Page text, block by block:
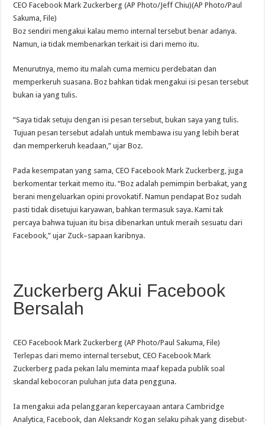
CEO Facebook Mark Zuckerberg (AP Photo/Jeff Chiu)(AP Photo/Paul
Sakuma, File)
Boz sendiri mengakui kalau memo internal tersebut benar adanya.
Namun, ia tidak membenarkan terkait isi dari memo itu.
Menurutnya, memo itu malah cuma memicu perdebatan dan
memperkeruh suasana. Boz bahkan tidak mengakui isi pesan tersebut
bukan ia yang tulis.
“Saya tidak setuju dengan isi pesan tersebut, bukan saya yang tulis.
Tujuan pesan tersebut adalah untuk membawa isu yang lebih berat
dan memperkeruh keadaan,” ujar Boz.
Pada kesempatan yang sama, CEO Facebook Mark Zuckerberg, juga
berkomentar terkait memo itu. “Boz adalah pemimpin berbakat, yang
berani mengeluarkan opini provokatif. Namun pendapat Boz sudah
pasti tidak disetujui karyawan, bahkan termasuk saya. Kami tak
percaya bahwa tujuan itu bisa dibenarkan untuk meraih sesuatu dari
Facebook,” ujar Zuck–sapaan karibnya.
Zuckerberg Akui Facebook
Bersalah
CEO Facebook Mark Zuckerberg (AP Photo/Paul Sakuma, File)
Terlepas dari memo internal tersebut, CEO Facebook Mark
Zuckerberg pada pekan lalu meminta maaf kepada publik soal
skandal kebocoran puluhan juta data pengguna.
Ia mengakui ada pelanggaran kepercayaan antara Cambridge
Analytica, Facebook, dan Aleksandr Kogan selaku pihak yang disebut-